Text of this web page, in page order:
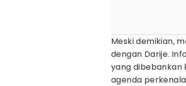
Meski demikian,
dengan Darije.
yang dibebankan
agenda